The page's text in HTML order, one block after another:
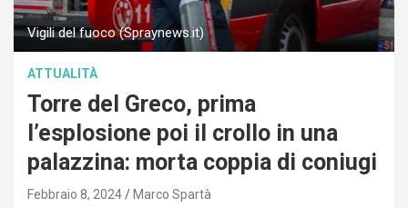
Vigili del fuoco (Spraynews.it)
ATTUALITÀ
Torre del Greco, prima
l’esplosione poi il crollo in una
palazzina: morta coppia di coniugi
Febbraio 8, 2024 Marco Spartà